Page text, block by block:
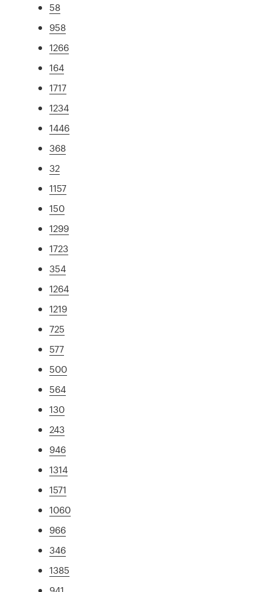
58
958
1266
164
1717
1234
1446
368
32
1157
150
1299
1723
354
1264
1219
725
577
500
564
130
243
946
1314
1571
1060
966
346
1385